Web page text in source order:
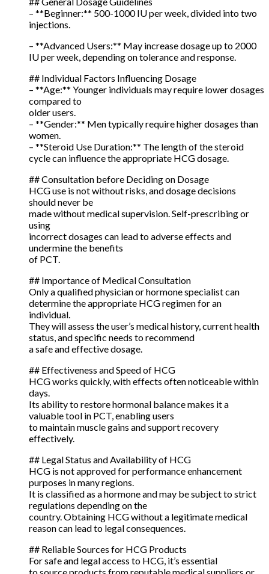
– **Beginner:** 500-1000 IU per week, divided into two
injections.
– **Advanced Users:** May increase dosage up to 2000
IU per week, depending on tolerance and response.
## Individual Factors Influencing Dosage
– **Age:** Younger individuals may require lower dosages
compared to
older users.
– **Gender:** Men typically require higher dosages than
women.
– **Steroid Use Duration:** The length of the steroid
cycle can influence the appropriate HCG dosage.
## Consultation before Deciding on Dosage
HCG use is not without risks, and dosage decisions
should never be
made without medical supervision. Self-prescribing or
using
incorrect dosages can lead to adverse effects and
undermine the benefits
of PCT.
## Importance of Medical Consultation
Only a qualified physician or hormone specialist can
determine the appropriate HCG regimen for an
individual.
They will assess the user’s medical history, current health
status, and specific needs to recommend
a safe and effective dosage.
## Effectiveness and Speed of HCG
HCG works quickly, with effects often noticeable within
days.
Its ability to restore hormonal balance makes it a
valuable tool in PCT, enabling users
to maintain muscle gains and support recovery
effectively.
## Legal Status and Availability of HCG
HCG is not approved for performance enhancement
purposes in many regions.
It is classified as a hormone and may be subject to strict
regulations depending on the
country. Obtaining HCG without a legitimate medical
reason can lead to legal consequences.
## Reliable Sources for HCG Products
For safe and legal access to HCG, it’s essential
to source products from reputable medical suppliers or